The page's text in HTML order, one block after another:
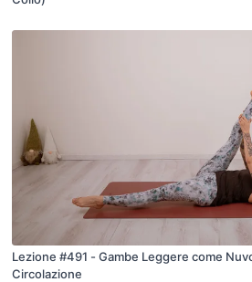
Lezione #491 - Gambe Leggere come
Circolazione